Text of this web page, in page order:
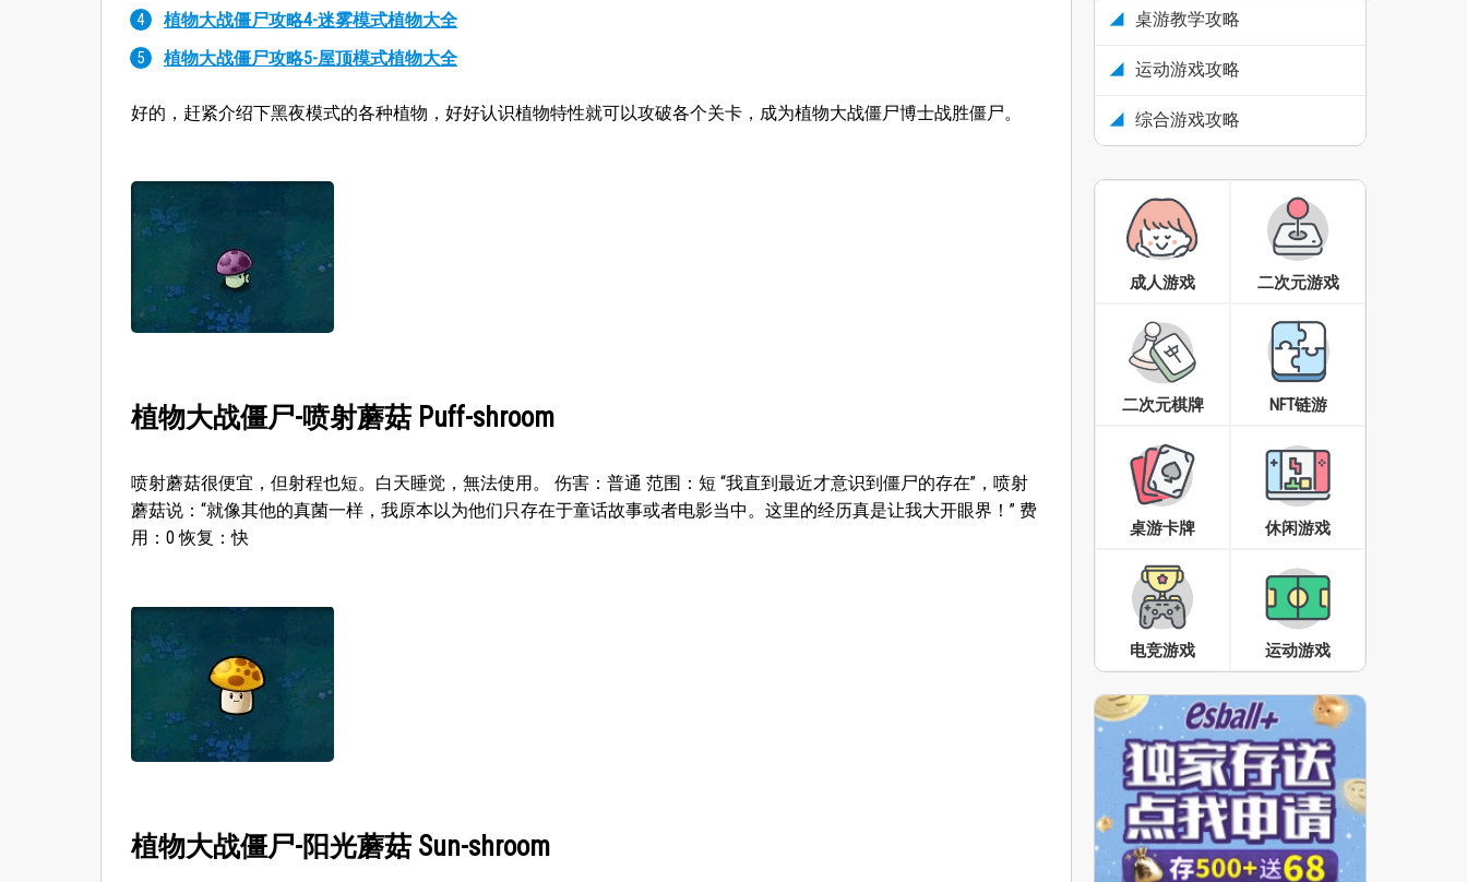
植物大战僵尸攻略4-迷雾模式植物大全
植物大战僵尸攻略5-屋顶模式植物大全
好的，赶紧介绍下黑夜模式的各种植物，好好认识植物特性就可以攻破各个关卡，成为植物大战僵尸博士战胜僵尸。
植物大战僵尸-喷射蘑菇 Puff-shroom
喷射蘑菇很便宜，但射程也短。白天睡觉，無法使用。 伤害：普通 范围：短 “我直到最近才意识到僵尸的存在”，喷射
蘑菇说：“就像其他的真菌一样，我原本以为他们只存在于童话故事或者电影当中。这里的经历真是让我大开眼界！” 费
用：0 恢复：快
植物大战僵尸-阳光蘑菇 Sun-shroom
桌游教学攻略
运动游戏攻略
综合游戏攻略
成人游戏 二次元游戏
二次元棋牌 NFT链游
桌游卡牌 休闲游戏
电竞游戏 运动游戏